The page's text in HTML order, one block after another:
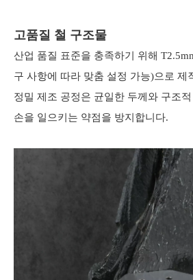
고품질 철 구조물
산업 품질 표준을 충족하기 위해
구 사항에 따라 맞춤 설정 가능)으로 제
정밀 제조 공정은 균일한 두께와 구조
손을 일으키는 약점을 방지합니다.